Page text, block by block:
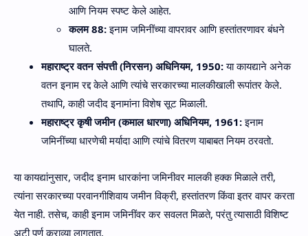
आणि नियम स्पष्ट केले आहेत.
कलम 88:इनाम जमिनींच्या वापरावर आणि हस्तांतरणावर बंधने
घालते.
महाराष्ट्र वतन संपत्ती (निरसन) अधिनियम, 1950:या कायद्याने अनेक
वतन इनाम रद्द केले आणि त्यांचे सरकारच्या मालकीखाली रूपांतर केले.
तथापि, काही जदीद इनामांना विशेष सूट मिळाली.
महाराष्ट्र कृषी जमीन (कमाल धारणा) अधिनियम, 1961:इनाम
जमिनींच्या धारणेची मर्यादा आणि त्यांचे वितरण याबाबत नियम ठरवतो.
या कायद्यांनुसार, जदीद इनाम धारकांना जमिनीवर मालकी हक्क मिळाले तरी,
त्यांना सरकारच्या परवानगीशिवाय जमीन विक्री, हस्तांतरण किंवा इतर वापर करता
येत नाही. तसेच, काही इनाम जमिनींवर कर सवलत मिळते, परंतु त्यासाठी विशिष्ट
अटी पूर्ण कराव्या लागतात.